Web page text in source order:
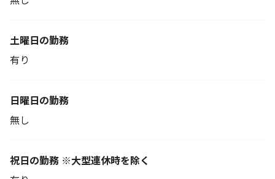
土曜日の勤務
有り
日曜日の勤務
無し
祝日の勤務 ※大型連休時を除く